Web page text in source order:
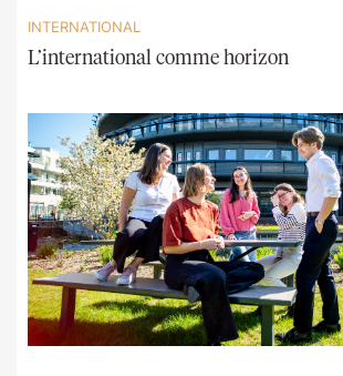
INTERNATIONAL
L’international comme horizon